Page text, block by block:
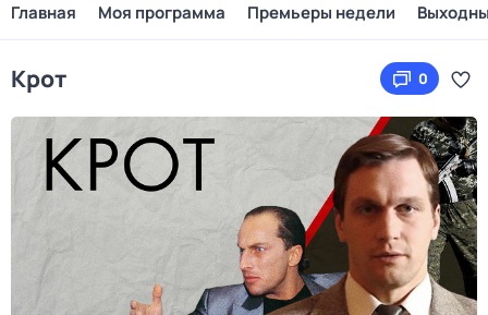
Главная Моя программа Премьеры недели
Крот 0